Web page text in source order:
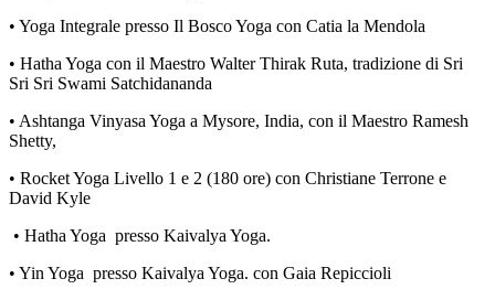
• Yoga Integrale presso Il Bosco Yoga con Catia la Mendola
• Hatha Yoga con il Maestro Walter Thirak Ruta, tradizione di Sri
Sri Sri Swami Satchidananda
• Ashtanga Vinyasa Yoga a Mysore, India, con il Maestro Ramesh
Shetty,
• Rocket Yoga Livello 1 e 2 (180 ore) con Christiane Terrone e
David Kyle
• Hatha Yoga presso Kaivalya Yoga.
• Yin Yoga presso Kaivalya Yoga. con Gaia Repiccioli